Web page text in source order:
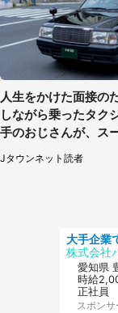
人生をかけた面接の
しながら乗ったタク
手のおじさんが、ス
を見て...（福岡県・
Jタウンネット読者
株式会社
愛知県
時給
正社員
スポン